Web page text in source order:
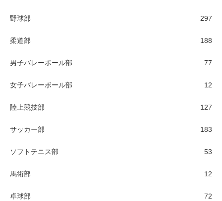
野球部 297
柔道部 188
男子バレーボール部 77
女子バレーボール部 12
陸上競技部 127
サッカー部 183
ソフトテニス部 53
馬術部 12
卓球部 72